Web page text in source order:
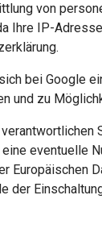
von
Ihre IP-
bei Google
und zu
eventuelle
Europäischen
der